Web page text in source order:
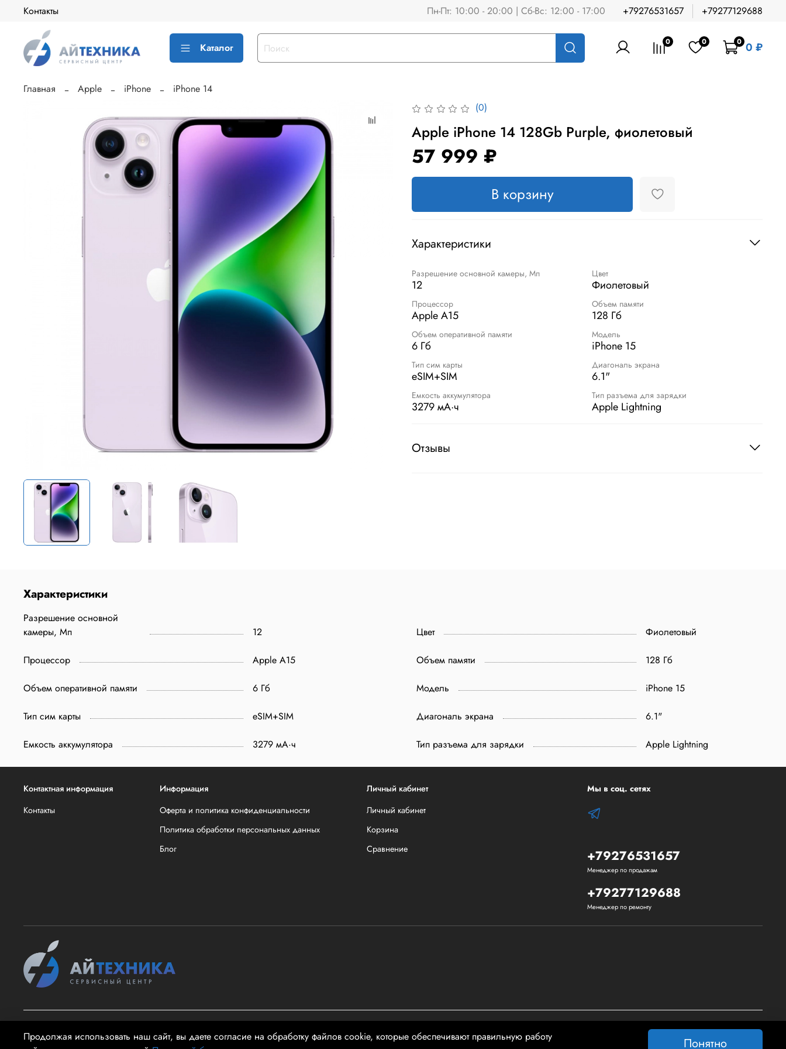
Контакты Пн-Пт: 10:00 - 20:00 | Сб-Вс: 12:00 - 17:00 +79276531657 +79277129688
Каталог 0 0 0 0 ₽
Главная Apple iPhone
iPhone 14
(0)
Apple iPhone 14 128Gb Purple, фиолетовый
57 999 ₽
В корзину
Характеристики
Разрешение основной камеры, Мп
12
Цвет
Фиолетовый
Процессор
Apple A15
Объем памяти
128 Гб
Объем оперативной памяти
6 Гб
Модель
iPhone 15
Тип сим карты
eSIM+SIM
Диагональ экрана
6.1"
Емкость аккумулятора
3279 мА·ч
Тип разъема для зарядки
Apple Lightning
Отзывы
Характеристики
Разрешение основной
камеры, Мп
12 Цвет Фиолетовый
Процессор Apple A15 Объем памяти 128 Гб
Объем оперативной памяти 6 Гб Модель iPhone 15
Тип сим карты eSIM+SIM Диагональ экрана 6.1"
Емкость аккумулятора 3279 мА·ч Тип разъема для зарядки Apple Lightning
Контактная информация
Контакты
Информация
Оферта и политика конфиденциальности
Политика обработки персональных данных
Блог
Личный кабинет
Личный кабинет
Корзина
Сравнение
Мы в соц. сетях
+79276531657
Менеджер по продажам
+79277129688
Менеджер по ремонту
Продолжая использовать наш сайт, вы даете согласие на обработку файлов cookie, которые обеспечивают правильную работу
Понятно